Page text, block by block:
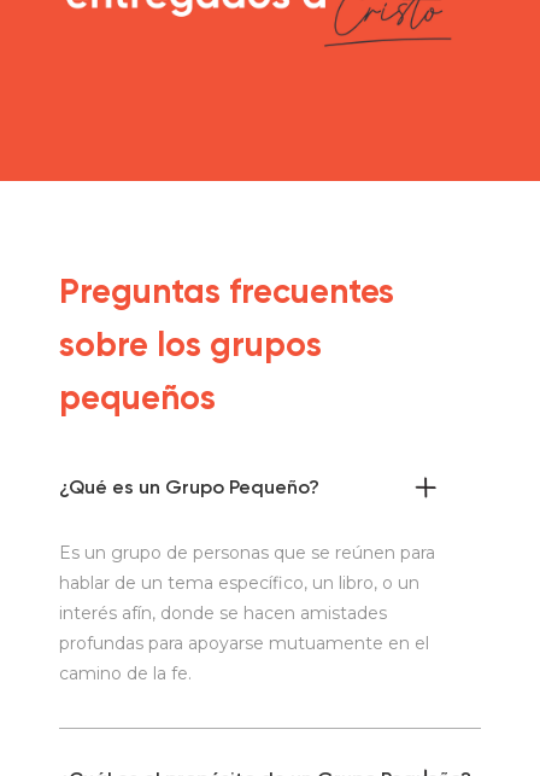
Preguntas frecuentes
sobre los grupos
pequeños
¿Qué es un Grupo Pequeño?
Es un grupo de personas que se reúnen para
hablar de un tema específico, un libro, o un
interés afín, donde se hacen amistades
profundas para apoyarse mutuamente en el
camino de la fe.